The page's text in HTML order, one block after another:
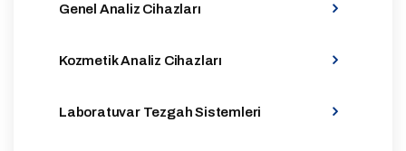
Genel Analiz Cihazları
Kozmetik Analiz Cihazları
Laboratuvar Tezgah Sistemleri